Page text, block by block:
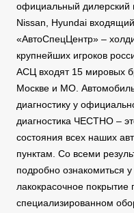
официальный дилерский
Nissan, Hyundai
«АвтоСпецЦентр» –
крупнейших игроков
АСЦ входят 15 мировых
Москве и МО.
диагностику у
диагностика ЧЕСТНО –
состояния всех наших
пунктам. Со всеми
подробно ознакомиться
лакокрасочное покрытие
специализированном